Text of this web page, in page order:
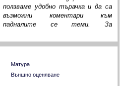
възможни коментари към
падналите се теми. За
изминалото време много деца от
писаха своите въпроси, на които
отговорихме. Дано с нашия
ентусиазъм и вашите коментари
Матура
Външно оценяване